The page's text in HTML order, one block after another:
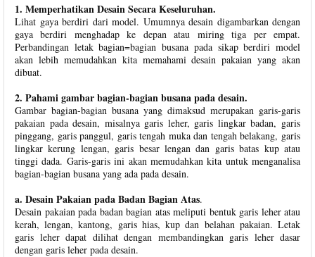
1. Memperhatikan Desain Secara Keseluruhan.
Lihat gaya berdiri dari model. Umumnya desain digambarkan dengan
gaya berdiri menghadap ke depan atau miring tiga per empat.
Perbandingan letak bagian=bagian busana pada sikap berdiri model
akan lebih memudahkan kita memahami desain pakaian yang akan
dibuat.
2. Pahami gambar bagian-bagian busana pada desain.
Gambar bagian-bagian busana yang dimaksud merupakan garis-garis
pakaian pada desain, misalnya garis leher, garis lingkar badan, garis
pinggang, garis panggul, garis tengah muka dan tengah belakang, garis
lingkar kerung lengan, garis besar lengan dan garis batas kup atau
tinggi dada. Garis-garis ini akan memudahkan kita untuk menganalisa
bagian-bagian busana yang ada pada desain.
a. Desain Pakaian pada Badan Bagian Atas.
Desain pakaian pada badan bagian atas meliputi bentuk garis leher atau
kerah, lengan, kantong, garis hias, kup dan belahan pakaian. Letak
garis leher dapat dilihat dengan membandingkan garis leher dasar
dengan garis leher pada desain.